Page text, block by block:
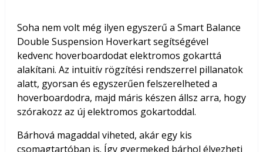
Soha nem volt még ilyen egyszerű a Smart Balance
Double Suspension Hoverkart segítségével
kedvenc hoverboardodat elektromos gokarttá
alakítani. Az intuitív rögzítési rendszerrel pillanatok
alatt, gyorsan és egyszerűen felszerelheted a
hoverboardodra, majd máris készen állsz arra, hogy
szórakozz az új elektromos gokartoddal.
Bárhová magaddal viheted, akár egy kis
csomagtartóban is. Így gyermeked bárhol élvezheti